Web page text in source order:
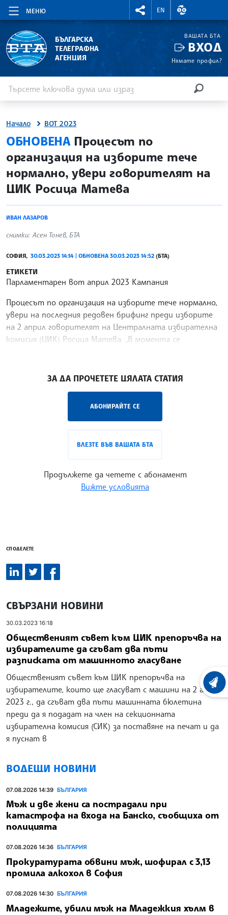
МЕНЮ
RIGHTMENU.SOCIAL
EN
ВАЛУТНИ
БЪЛГАРСКА
ТЕЛЕГРАФНА
АГЕНЦИЯ
ВАШАТА БТА
ВХОД
Нямате профил?
Начало ВОТ 2023
site.bta
ОБНОВЕНАПроцесът по
организация на изборите тече
нормално, увери говорителят на
ЦИК Росица Матева
ИВАН ЛАЗАРОВ
снимки: Асен Тонев, БТА
СОФИЯ, 30.03.2023 14:14 | ОБНОВЕНА 30.03.2023 14:52 (БТА)
ЕТИКЕТИ
Парламентарен вот април 2023 Кампания
Процесът по организация на изборите тече нормално,
увери на последния редовен брифинг преди изборите
на 2 април говорителят на Централната избирателна
комисия (ЦИК) Росица Матева. „В момента се
ЗА ДА ПРОЧЕТЕТЕ ЦЯЛАТА СТАТИЯ
АБОНИРАЙТЕ СЕ
ВЛЕЗТЕ ВЪВ ВАШАТА БТА
Продължете да четете с абонамент
Вижте условията
Купуването и продаването на гласове е престъпление.
СПОДЕЛЕТЕ
СВЪРЗАНИ НОВИНИ
30.03.2023 16:18
Общественият съвет към ЦИК препоръчва на
избирателите да сгъват два пъти
разписката от машинното гласуване
Общественият съвет към ЦИК препоръчва на
избирателите, които ще гласуват с машини на 2 април
2023 г., да сгъват два пъти машинната бюлетина
преди да я подадат на член на секционната
избирателна комисия (СИК) за поставяне на печат и да
я пуснат в
ВОДЕЩИ НОВИНИ
07.08.2026 14:39 БЪЛГАРИЯ
Мъж и две жени са пострадали при
катастрофа на входа на Банско, съобщиха от
полицията
07.08.2026 14:36 БЪЛГАРИЯ
Прокуратурата обвини мъж, шофирал с 3,13
промила алкохол в София
07.08.2026 14:30 БЪЛГАРИЯ
Младежите, убили мъж на Младежкия хълм в